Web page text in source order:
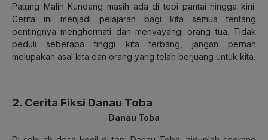
Patung Malin Kundang masih ada di tepi pantai hingga kini.
Cerita ini menjadi pelajaran bagi kita semua tentang
pentingnya menghormati dan menyayangi orang tua. Tidak
peduli seberapa tinggi kita terbang, jangan pernah
melupakan asal kita dan orang yang telah berjuang untuk kita.
2. Cerita Fiksi Danau Toba
Danau Toba